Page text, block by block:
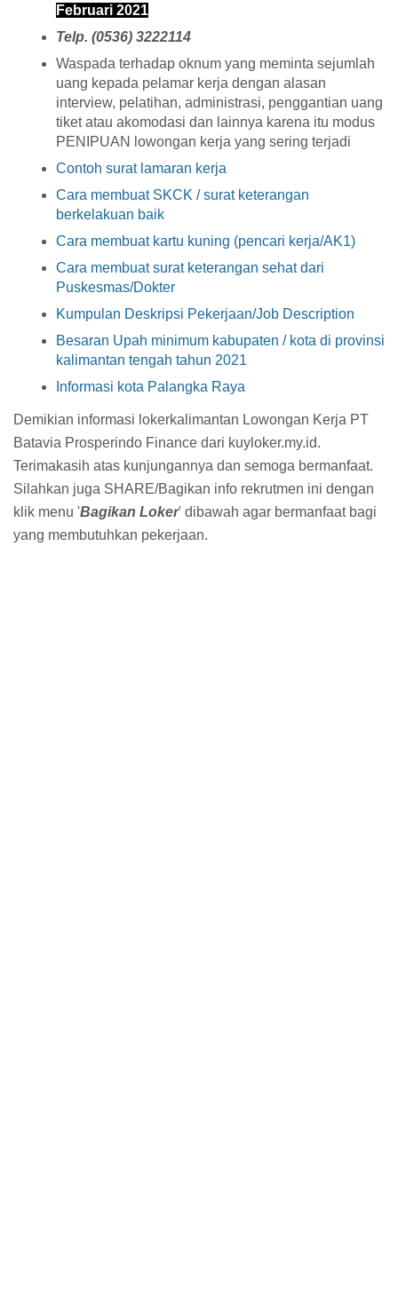
Februari 2021
Telp. (0536) 3222114
Waspada terhadap oknum yang meminta sejumlah
uang kepada pelamar kerja dengan alasan
interview, pelatihan, administrasi, penggantian uang
tiket atau akomodasi dan lainnya karena itu modus
PENIPUAN lowongan kerja yang sering terjadi
Contoh surat lamaran kerja
Cara membuat SKCK / surat keterangan
berkelakuan baik
Cara membuat kartu kuning (pencari kerja/AK1)
Cara membuat surat keterangan sehat dari
Puskesmas/Dokter
Kumpulan Deskripsi Pekerjaan/Job Description
Besaran Upah minimum kabupaten / kota di provinsi
kalimantan tengah tahun 2021
Informasi kota Palangka Raya
Demikian informasi lokerkalimantan Lowongan Kerja PT
Batavia Prosperindo Finance dari kuyloker.my.id.
Terimakasih atas kunjungannya dan semoga bermanfaat.
Silahkan juga SHARE/Bagikan info rekrutmen ini dengan
klik menu 'Bagikan Loker' dibawah agar bermanfaat bagi
yang membutuhkan pekerjaan.